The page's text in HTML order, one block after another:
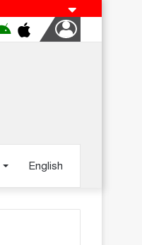
English